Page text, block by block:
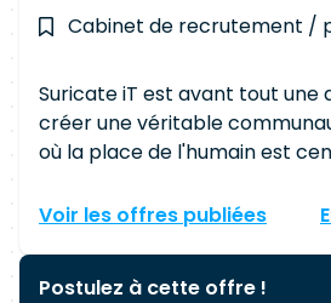
Cabinet de recrutement /
Suricate iT est avant tout une
créer une véritable
où la place de l'humain est
Notre ambition : remettre
Voir les offres publiées
Postulez à cette offre !